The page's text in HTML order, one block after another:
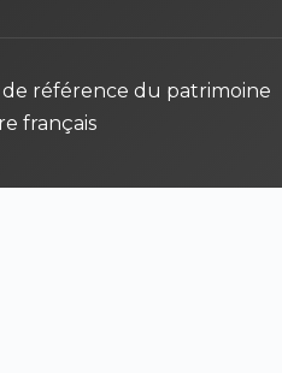
de référence du patrimoine
français